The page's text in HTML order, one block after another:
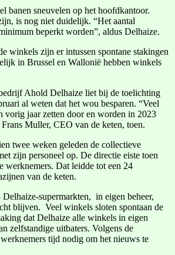
banen sneuvelen op het hoofdkantoor.
is nog niet duidelijk. “Het aantal
beperkt worden”, aldus Delhaize.
winkels zijn er intussen spontane stakingen
in Brussel en Wallonië hebben winkels
Ahold Delhaize liet bij de toelichting
al weten dat het wou besparen. “Veel
vorig jaar zetten door en worden in 2023
Muller, CEO van de keten, toen.
twee weken geleden de collectieve
zijn personeel op. De directie eiste toen
werknemers. Dat leidde tot een 24
van de keten.
supermarkten, in eigen beheer,
blijven. Veel winkels sloten spontaan de
dat Delhaize alle winkels in eigen
zelfstandige uitbaters. Volgens de
tijd nodig om het nieuws te